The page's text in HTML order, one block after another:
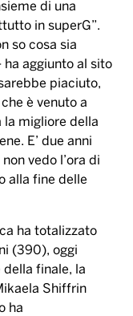
di una
in superG”.
so cosa sia
ha aggiunto al sito
piaciuto,
è venuto a
la migliore della
E’ due anni
vedo l’ora di
alla fine delle
ha totalizzato
(390), oggi
della finale, la
Shiffrin
ha